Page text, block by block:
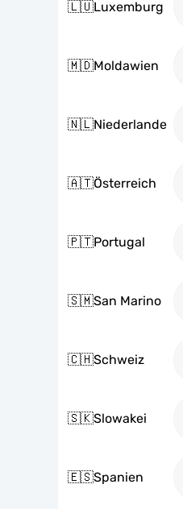
🇱🇺Luxemburg
🇲🇩Moldawien
🇳🇱Niederlande
🇦🇹Österreich
🇵🇹Portugal
🇸🇲San Marino
🇨🇭Schweiz
🇸🇰Slowakei
🇪🇸Spanien